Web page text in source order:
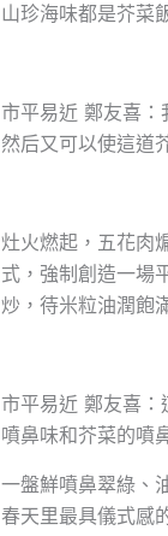
山珍海味都是芥菜
市平易近 鄭友喜：
然后又可以使這道
灶火燃起，五花肉
式，強制創造一場
炒，待米粒油潤飽
市平易近 鄭友喜
噴鼻味和芥菜的噴
一盤鮮噴鼻翠綠、
春天里最具儀式感